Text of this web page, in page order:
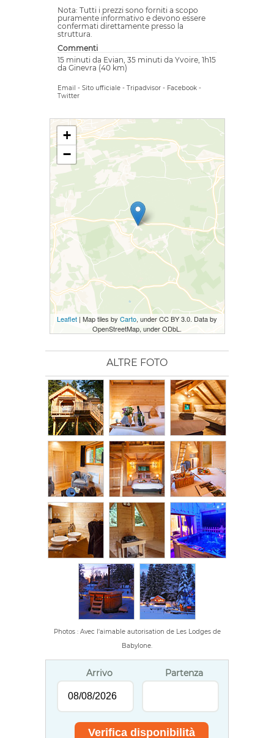
Nota: Tutti i prezzi sono forniti a scopo
puramente informativo e devono essere
confermati direttamente presso la
struttura.
Commenti
15 minuti da Evian, 35 minuti da Yvoire, 1h15
da Ginevra (40 km)
Email - Sito ufficiale - Tripadvisor - Facebook -
Twitter
+
−
Leaflet | Map tiles by Carto, under CC BY 3.0. Data by
OpenStreetMap, under ODbL.
ALTRE FOTO
Photos : Avec l'aimable autorisation de Les Lodges de
Babylone.
Arrivo Partenza